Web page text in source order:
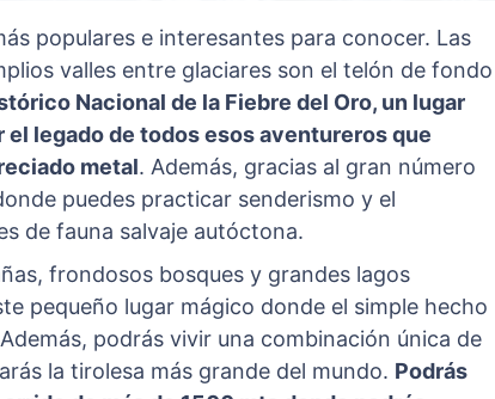
populares e interesantes para conocer. Las
valles entre glaciares son el telón de fondo
Nacional de la Fiebre del Oro, un lugar
legado de todos esos aventureros que
metal. Además, gracias al gran número
puedes practicar senderismo y el
de fauna salvaje autóctona.
frondosos bosques y grandes lagos
pequeño lugar mágico donde el simple hecho
podrás vivir una combinación única de
la tirolesa más grande del mundo. Podrás